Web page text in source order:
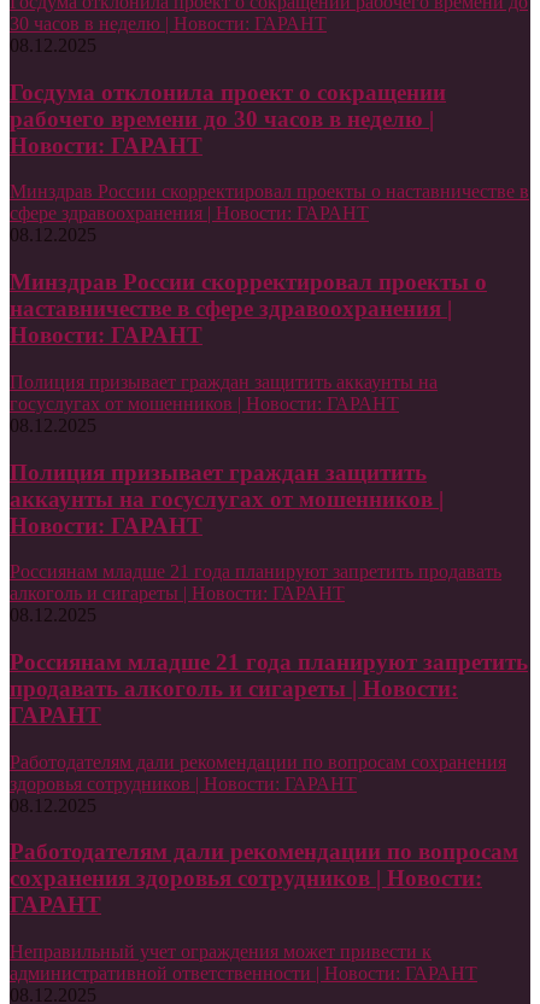
30 часов в неделю | Новости: ГАРАНТ
08.12.2025
Госдума отклонила проект о сокращении
рабочего времени до 30 часов в неделю |
Новости: ГАРАНТ
Минздрав России скорректировал проекты о наставничестве в
сфере здравоохранения | Новости: ГАРАНТ
08.12.2025
Минздрав России скорректировал проекты о
наставничестве в сфере здравоохранения |
Новости: ГАРАНТ
Полиция призывает граждан защитить аккаунты на
госуслугах от мошенников | Новости: ГАРАНТ
08.12.2025
Полиция призывает граждан защитить
аккаунты на госуслугах от мошенников |
Новости: ГАРАНТ
Россиянам младше 21 года планируют запретить продавать
алкоголь и сигареты | Новости: ГАРАНТ
08.12.2025
Россиянам младше 21 года планируют запретить
продавать алкоголь и сигареты | Новости:
ГАРАНТ
Работодателям дали рекомендации по вопросам сохранения
здоровья сотрудников | Новости: ГАРАНТ
08.12.2025
Работодателям дали рекомендации по вопросам
сохранения здоровья сотрудников | Новости:
ГАРАНТ
Неправильный учет ограждения может привести к
административной ответственности | Новости: ГАРАНТ
08.12.2025